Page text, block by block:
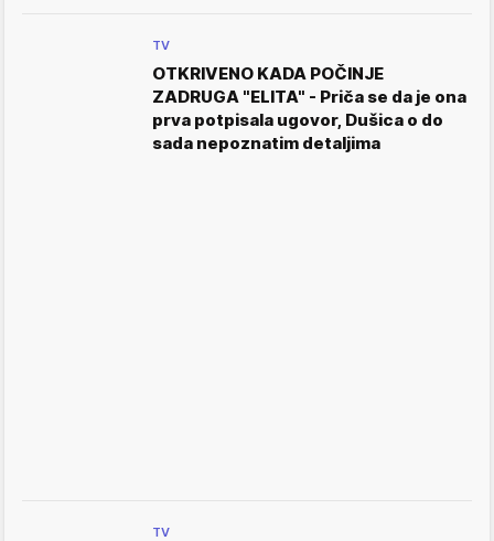
TV
OTKRIVENO KADA POČINJE
ZADRUGA "ELITA" - Priča se da je ona
prva potpisala ugovor, Dušica o do
sada nepoznatim detaljima
TV